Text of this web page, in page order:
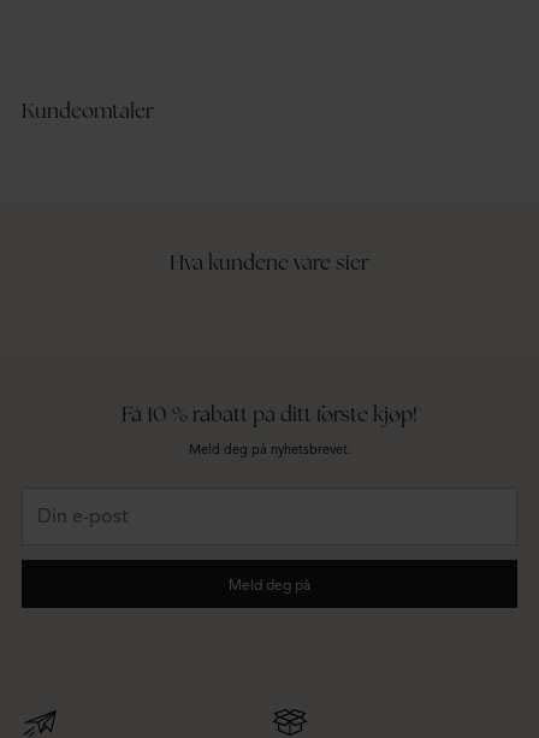
Kundeomtaler
Hva kundene våre sier
Få 10 % rabatt på ditt første kjøp!
Meld deg på nyhetsbrevet.
Meld deg på